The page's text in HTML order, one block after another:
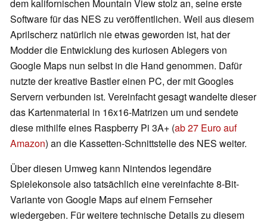
dem kalifornischen Mountain View stolz an, seine erste
Software für das NES zu veröffentlichen. Weil aus diesem
Aprilscherz natürlich nie etwas geworden ist, hat der
Modder die Entwicklung des kuriosen Ablegers von
Google Maps nun selbst in die Hand genommen. Dafür
nutzte der kreative Bastler einen PC, der mit Googles
Servern verbunden ist. Vereinfacht gesagt wandelte dieser
das Kartenmaterial in 16x16-Matrizen um und sendete
diese mithilfe eines Raspberry Pi 3A+ (ab 27 Euro auf
Amazon) an die Kassetten-Schnittstelle des NES weiter.
Über diesen Umweg kann Nintendos legendäre
Spielekonsole also tatsächlich eine vereinfachte 8-Bit-
Variante von Google Maps auf einem Fernseher
wiedergeben. Für weitere technische Details zu diesem